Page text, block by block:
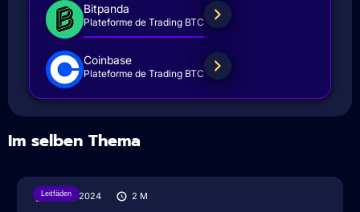
Bitpanda
Plateforme de Trading BTC
Coinbase
Plateforme de Trading BTC
Im selben Thema
Leitfäden
05/07/2024 2 M